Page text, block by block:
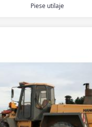
Piese utilaje